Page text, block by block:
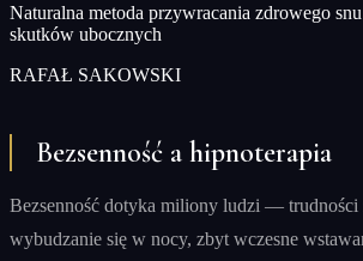
Naturalna metoda przywracania zdrowego
skutków ubocznych
RAFAŁ SAKOWSKI
Bezsenność a hipnoterapia
Bezsenność dotyka miliony ludzi — trudności
wybudzanie się w nocy, zbyt wczesne